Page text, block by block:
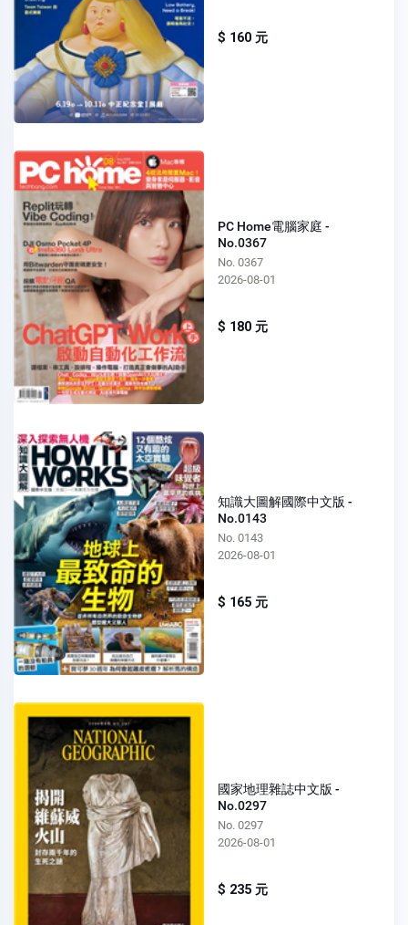
$ 160 元
PC Home電腦家庭 -
No.0367
No. 0367
2026-08-01
$ 180 元
知識大圖解國際中文版 -
No.0143
No. 0143
2026-08-01
$ 165 元
國家地理雜誌中文版 -
No.0297
No. 0297
2026-08-01
$ 235 元